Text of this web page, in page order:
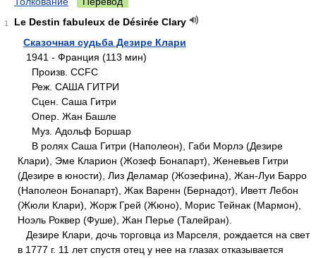
1
Le Destin fabuleux de Désirée Clary
Сказочная судьба Дезире Клари
1941 - Франция (113 мин)
Произв. CCFC
Реж. CAША ГИТРИ
Сцен. Саша Гитри
Опер. Жан Башле
Муз. Адольф Боршар
В ролях Саша Гитри (Наполеон), Габи Морлэ (Дезире
Клари), Эме Кларион (Жозеф Бонапарт), Женевьев Гитри
(Дезире в юности), Лиз Деламар (Жозефина), Жан-Луи Барро
(Наполеон Бонапарт), Жак Варенн (Бернадот), Иветт Лебон
(Жюли Клари), Жорж Грей (Жюно), Морис Тейнак (Мармон),
Ноэль Роквер (Фуше), Жан Перье (Талейран).
Дезире Клари, дочь торговца из Марселя, рождается на свет
в 1777 г. 11 лет спустя отец у нее на глазах отказывается